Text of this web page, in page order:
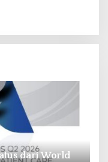
dari World